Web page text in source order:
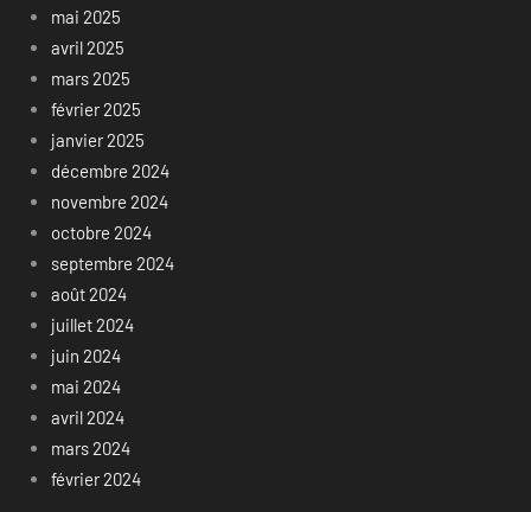
mai 2025
avril 2025
mars 2025
février 2025
janvier 2025
décembre 2024
novembre 2024
octobre 2024
septembre 2024
août 2024
juillet 2024
juin 2024
mai 2024
avril 2024
mars 2024
février 2024